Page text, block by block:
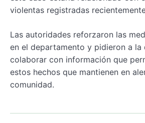
violentas registradas
Las autoridades reforzaron las
en el departamento y pidieron a la
colaborar con información que
estos hechos que mantienen en
comunidad.